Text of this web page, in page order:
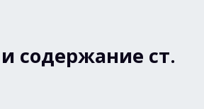
содержание ст.